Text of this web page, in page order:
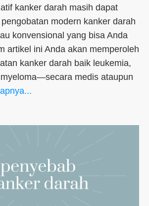
kanker darah masih dapat
modern kanker darah
konvensional yang bisa Anda
artikel ini Anda akan memperoleh
kanker darah baik leukemia,
medis ataupun